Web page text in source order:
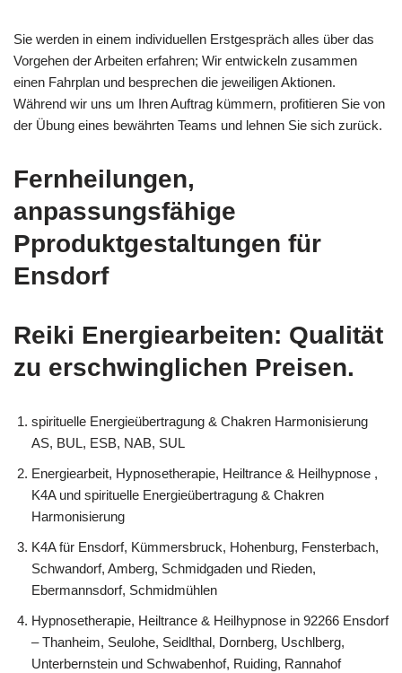
Sie werden in einem individuellen Erstgespräch alles über das
Vorgehen der Arbeiten erfahren; Wir entwickeln zusammen
einen Fahrplan und besprechen die jeweiligen Aktionen.
Während wir uns um Ihren Auftrag kümmern, profitieren Sie von
der Übung eines bewährten Teams und lehnen Sie sich zurück.
Fernheilungen,
anpassungsfähige
Pproduktgestaltungen für
Ensdorf
Reiki Energiearbeiten: Qualität
zu erschwinglichen Preisen.
spirituelle Energieübertragung & Chakren Harmonisierung
AS, BUL, ESB, NAB, SUL
Energiearbeit, Hypnosetherapie, Heiltrance & Heilhypnose ,
K4A und spirituelle Energieübertragung & Chakren
Harmonisierung
K4A für Ensdorf, Kümmersbruck, Hohenburg, Fensterbach,
Schwandorf, Amberg, Schmidgaden und Rieden,
Ebermannsdorf, Schmidmühlen
Hypnosetherapie, Heiltrance & Heilhypnose in 92266 Ensdorf
– Thanheim, Seulohe, Seidlthal, Dornberg, Uschlberg,
Unterbernstein und Schwabenhof, Ruiding, Rannahof